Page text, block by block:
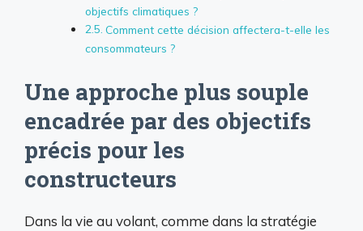
objectifs climatiques ?
Comment cette décision affectera-t-elle les
consommateurs ?
Une approche plus souple
encadrée par des objectifs
précis pour les
constructeurs
Dans la vie au volant, comme dans la stratégie